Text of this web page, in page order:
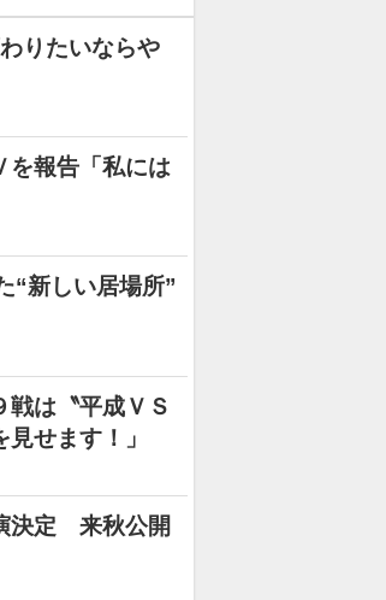
りたいならや
を報告「私には
“新しい居場所”
は〝平成ＶＳ
せます！」
決定 来秋公開